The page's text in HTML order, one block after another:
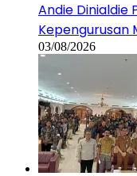
Andie Dinialdie
Kepengurusan
03/08/2026